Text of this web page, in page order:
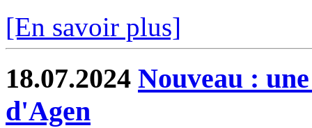
[En savoir plus]
18.07.2024 Nouveau :
d'Agen